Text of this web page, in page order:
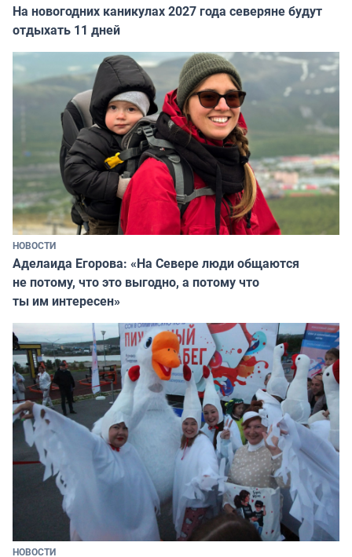
На новогодних каникулах 2027 года северяне будут
отдыхать 11 дней
НОВОСТИ
Аделаида Егорова: «На Севере люди общаются
не потому, что это выгодно, а потому что
ты им интересен»
НОВОСТИ